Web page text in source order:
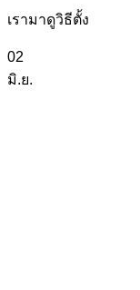
เรามาดูวิธีตั้ง
02
มิ.ย.